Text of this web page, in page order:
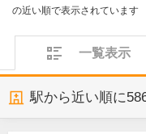
の近い順で表示されています
一覧表示
駅から近い順に